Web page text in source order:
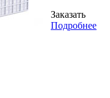
Заказать
Подробнее